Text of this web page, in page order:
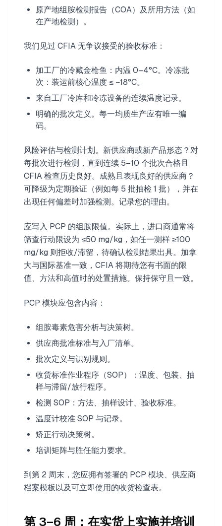
原产地组胺检测报告（COA）及所用方法（如
在产地检测）。
我们见过 CFIA 无争议接受的验收标准：
加工厂的冷藏金枪鱼：内温 0–4°C。冷冻批
次：装运前核心温度 ≤ −18°C。
来自工厂冷库和冷冻设备的连续温度记录。
明确的批次定义。每一均质生产应有唯一编
码。
风险评估与检测计划。新供应商或新产品形态？对
每批次进行检测，直到连续 5–10 个批次合格且
CFIA 检查历史良好。成熟且表现良好的供应商？
可降级为定期验证（例如每 5 批抽检 1 批），并在
出现任何偏差时加强检测。记录您的理由。
应写入 PCP 的组胺限值。实际上，进口商通常将
筛查行动限设为 ≤50 mg/kg，如任一测样 ≥100
mg/kg 则拒收/滞留，待确认检测结果出具。加拿
大与国际基准一致，CFIA 将期待您有书面的限
值、方法和高值时的处置措施。保持保守且一致。
PCP 模块应包含内容：
组胺毒素危害分析与决策树。
供应商批准标准与入厂清单。
批次定义与识别规则。
收货标准作业程序（SOP）：温度、包装、抽
样与滞留/放行程序。
检测 SOP：方法、抽样设计、验收标准。
温度计校准 SOP 与记录。
矫正行动决策树。
培训矩阵与胜任能力要求。
到第 2 周末，您应拥有签署的 PCP 模块、供应商
档案模板以及可立即使用的收货检查表。
第 3–6 周：在实货上实施并培训